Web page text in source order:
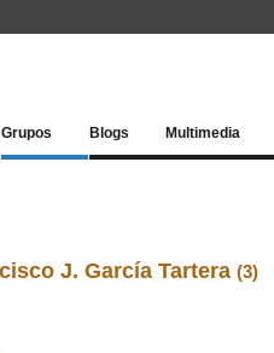
Grupos Blogs Multimedia
J. García Tartera (3)